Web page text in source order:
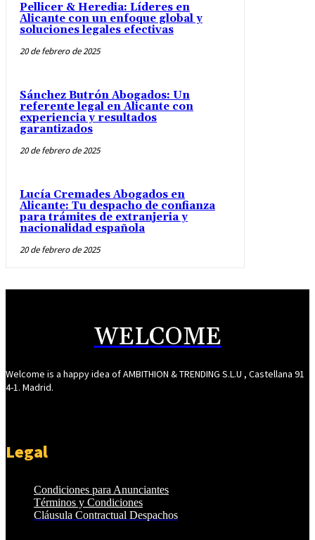
Pellicer & Heredia: Líderes en
Alicante con un enfoque global y
soluciones legales efectivas
20 de febrero de 2025
Sánchez Butrón Abogados: Un
referente legal en Alicante con
experiencia y resultados
garantizados
20 de febrero de 2025
Lucía Cremades Abogados en
Alicante: Tu despacho de confianza
para trámites de extranjeria y
nacionalidad española
20 de febrero de 2025
WELCOME
Welcome is a happy idea of AMBITHION & TRENDING S.L.U , Castellana 91
4-1. Madrid.
Legal
Condiciones para Anunciantes
Términos y Condiciones
Cláusula Contractual Despachos